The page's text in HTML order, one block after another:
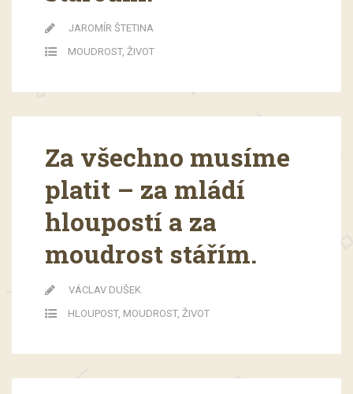
JAROMÍR ŠTETINA
MOUDROST, ŽIVOT
Za všechno musíme
platit – za mládí
hloupostí a za
moudrost stářím.
VÁCLAV DUŠEK
HLOUPOST, MOUDROST, ŽIVOT